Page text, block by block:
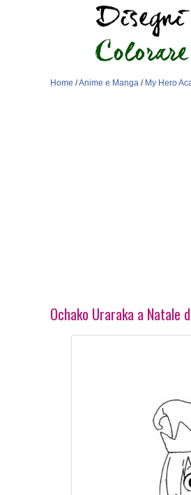
Home /Anime e Manga / My Hero
Ochako Uraraka a Natale